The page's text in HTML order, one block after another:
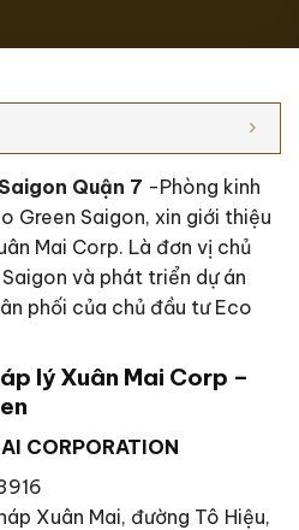
Quận 7 -Phòng kinh
Green Saigon, xin giới thiệu
Mai Corp. Là đơn vị chủ
và phát triển dự án
phối của chủ đầu tư Eco
lý Xuân Mai Corp –
CORPORATION
Xuân Mai, đường Tô Hiệu,